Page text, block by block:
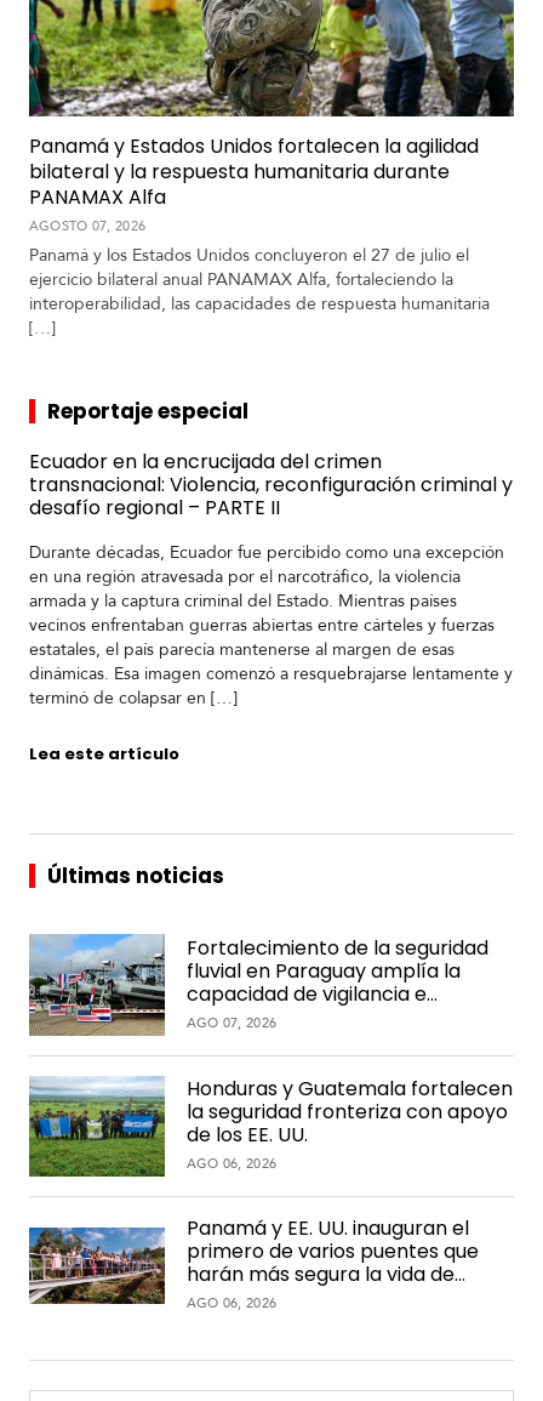
Panamá y Estados Unidos fortalecen la agilidad
bilateral y la respuesta humanitaria durante
PANAMAX Alfa
AGOSTO 07, 2026
Panamá y los Estados Unidos concluyeron el 27 de julio el
ejercicio bilateral anual PANAMAX Alfa, fortaleciendo la
interoperabilidad, las capacidades de respuesta humanitaria
[…]
Reportaje especial
Ecuador en la encrucijada del crimen
transnacional: Violencia, reconfiguración criminal y
desafío regional – PARTE II
Durante décadas, Ecuador fue percibido como una excepción
en una región atravesada por el narcotráfico, la violencia
armada y la captura criminal del Estado. Mientras países
vecinos enfrentaban guerras abiertas entre cárteles y fuerzas
estatales, el país parecía mantenerse al margen de esas
dinámicas. Esa imagen comenzó a resquebrajarse lentamente y
terminó de colapsar en […]
Lea este artículo
Últimas noticias
Fortalecimiento de la seguridad
fluvial en Paraguay amplía la
capacidad de vigilancia e
interdicción en la hidrovía
AGO 07, 2026
Honduras y Guatemala fortalecen
la seguridad fronteriza con apoyo
de los EE. UU.
AGO 06, 2026
Panamá y EE. UU. inauguran el
primero de varios puentes que
harán más segura la vida de
comunidades rurales
AGO 06, 2026